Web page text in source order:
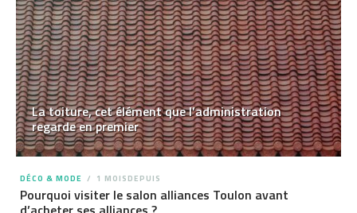
La toiture, cet élément que l’administration
regarde en premier
DÉCO & MODE 1 MOISDEPUIS
Pourquoi visiter le salon alliances Toulon avant